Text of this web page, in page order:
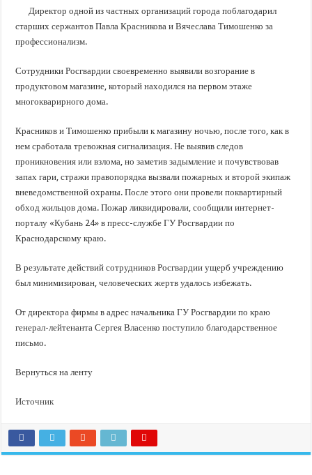
Важные правила обращения в вашу страховую компанию
В городах и районах Кубани отметили День России
Стартовал прием заявок на 20-й юбилейный молодежный форум «Регион 93»
Директор одной из частных организаций города поблагодарил
старших сержантов Павла Красникова и Вячеслава Тимошенко за
профессионализм.
Сотрудники Росгвардии своевременно выявили возгорание в
продуктовом магазине, который находился на первом этаже
многокварирного дома.
Красников и Тимошенко прибыли к магазину ночью, после того, как в
нем сработала тревожная сигнализация. Не выявив следов
проникновения или взлома, но заметив задымление и почувствовав
запах гари, стражи правопорядка вызвали пожарных и второй экипаж
вневедомственной охраны. После этого они провели поквартирный
обход жильцов дома. Пожар ликвидировали, сообщили интернет-
порталу «Кубань 24» в пресс-службе ГУ Росгвардии по
Краснодарскому краю.
В результате действий сотрудников Росгвардии ущерб учреждению
был минимизирован, человеческих жертв удалось избежать.
От директора фирмы в адрес начальника ГУ Росгвардии по краю
генерал-лейтенанта Сергея Власенко поступило благодарственное
письмо.
Вернуться на ленту
Источник